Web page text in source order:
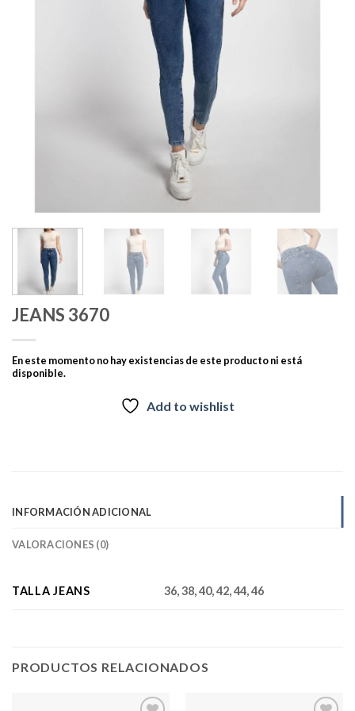
JEANS 3670
En este momento no hay existencias de este producto ni está
disponible.
Add to wishlist
INFORMACIÓN ADICIONAL
VALORACIONES (0)
TALLA JEANS 36, 38, 40, 42, 44, 46
PRODUCTOS RELACIONADOS